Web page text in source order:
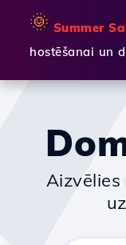
🌞 Summer
hostēšanai un
Aizvēlies